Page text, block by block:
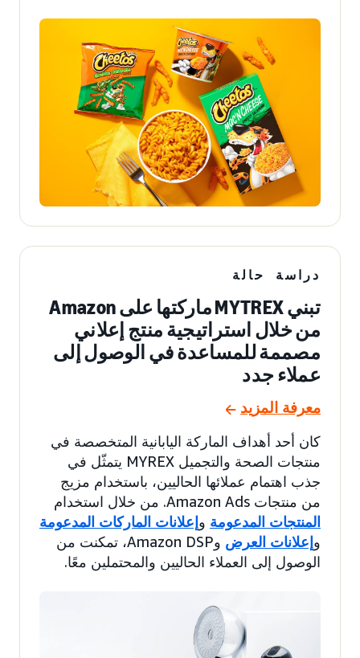
دراسة حالة
تبني MYTREX ماركتها على Amazon
من خلال استراتيجية منتج إعلاني
مصممة للمساعدة في الوصول إلى
عملاء جدد
معرفة المزيد
كان أحد أهداف الماركة اليابانية المتخصصة في
منتجات الصحة والتجميل MYREX يتمثّل في
جذب اهتمام عملائها الحاليين، باستخدام مزيج
من منتجات Amazon Ads. من خلال استخدام
المنتجات المدعومة وإعلانات الماركات المدعومة
وإعلانات العرض
وAmazon DSP، تمكنت من
الوصول إلى العملاء الحاليين والمحتملين معًا.